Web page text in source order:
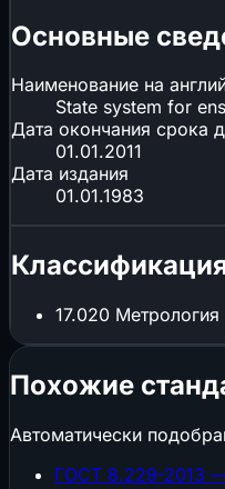
Основные
Наименование на
State system for
Дата окончания срока
01.01.2011
Дата издания
01.01.1983
17.020
Похожие
Автоматически
ГОСТ 8.229-2013 —